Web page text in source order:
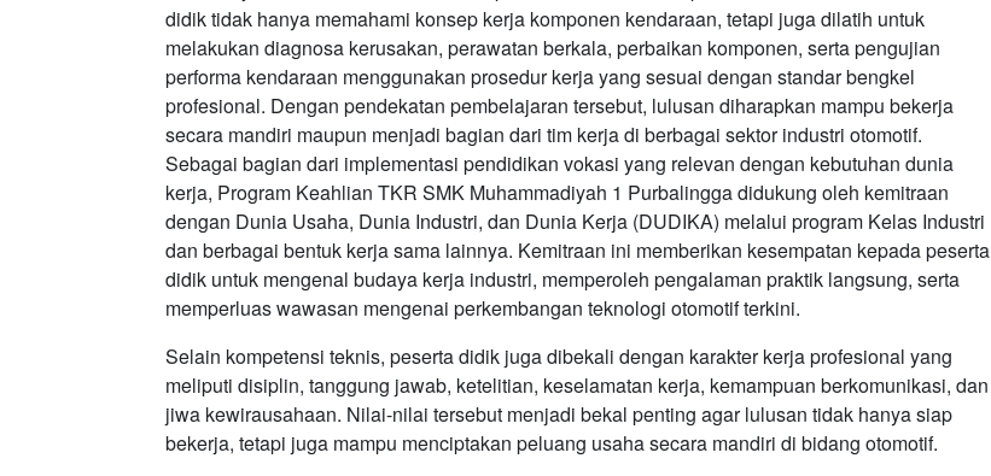
didik tidak hanya memahami konsep kerja komponen kendaraan, tetapi juga dilatih untuk
melakukan diagnosa kerusakan, perawatan berkala, perbaikan komponen, serta pengujian
performa kendaraan menggunakan prosedur kerja yang sesuai dengan standar bengkel
profesional. Dengan pendekatan pembelajaran tersebut, lulusan diharapkan mampu bekerja
secara mandiri maupun menjadi bagian dari tim kerja di berbagai sektor industri otomotif.
Sebagai bagian dari implementasi pendidikan vokasi yang relevan dengan kebutuhan dunia
kerja, Program Keahlian TKR SMK Muhammadiyah 1 Purbalingga didukung oleh kemitraan
dengan Dunia Usaha, Dunia Industri, dan Dunia Kerja (DUDIKA) melalui program Kelas Industri
dan berbagai bentuk kerja sama lainnya. Kemitraan ini memberikan kesempatan kepada peserta
didik untuk mengenal budaya kerja industri, memperoleh pengalaman praktik langsung, serta
memperluas wawasan mengenai perkembangan teknologi otomotif terkini.
Selain kompetensi teknis, peserta didik juga dibekali dengan karakter kerja profesional yang
meliputi disiplin, tanggung jawab, ketelitian, keselamatan kerja, kemampuan berkomunikasi, dan
jiwa kewirausahaan. Nilai-nilai tersebut menjadi bekal penting agar lulusan tidak hanya siap
bekerja, tetapi juga mampu menciptakan peluang usaha secara mandiri di bidang otomotif.